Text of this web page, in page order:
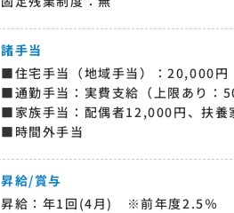
諸手当
■住宅手当（地域手当）：20,000円
■通勤手当：実費支給（上限あり：
■家族手当：配偶者12,000円、扶養
■時間外手当
昇給/賞与
昇給：年1回(4月) ※前年度2.5％